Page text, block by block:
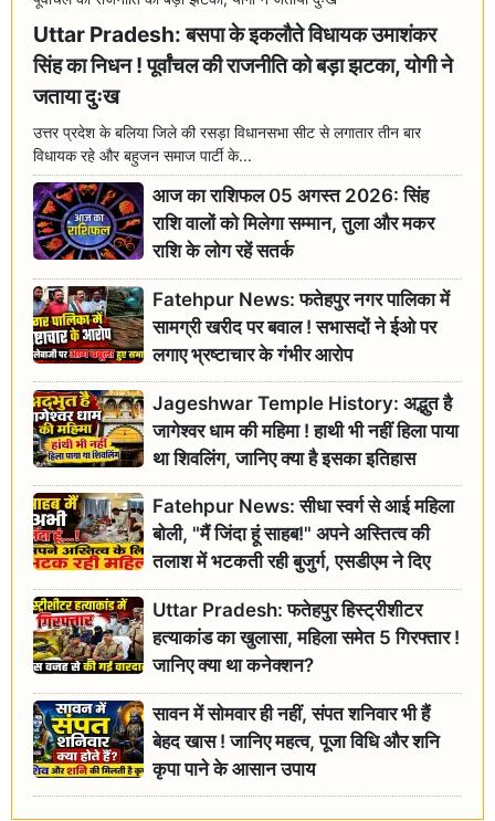
Uttar Pradesh: बसपा के इकलौते विधायक उमाशंकर
सिंह का निधन ! पूर्वांचल की राजनीति को बड़ा झटका, योगी ने
जताया दुःख
उत्तर प्रदेश के बलिया जिले की रसड़ा विधानसभा सीट से लगातार तीन बार
विधायक रहे और बहुजन समाज पार्टी के...
आज का राशिफल 05 अगस्त 2026: सिंह
राशि वालों को मिलेगा सम्मान, तुला और मकर
राशि के लोग रहें सतर्क
Fatehpur News: फतेहपुर नगर पालिका में
सामग्री खरीद पर बवाल ! सभासदों ने ईओ पर
लगाए भ्रष्टाचार के गंभीर आरोप
Jageshwar Temple History: अद्भुत है
जागेश्वर धाम की महिमा ! हाथी भी नहीं हिला पाया
था शिवलिंग, जानिए क्या है इसका इतिहास
Fatehpur News: सीधा स्वर्ग से आई महिला
बोली, "मैं जिंदा हूं साहब!" अपने अस्तित्व की
तलाश में भटकती रही बुजुर्ग, एसडीएम ने दिए
जांच के आदेश
Uttar Pradesh: फतेहपुर हिस्ट्रीशीटर
हत्याकांड का खुलासा, महिला समेत 5 गिरफ्तार !
जानिए क्या था कनेक्शन?
सावन में सोमवार ही नहीं, संपत शनिवार भी हैं
बेहद खास ! जानिए महत्व, पूजा विधि और शनि
कृपा पाने के आसान उपाय